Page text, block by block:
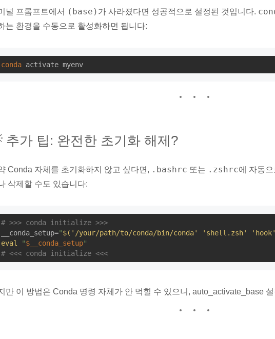
널 프롬프트에서 (base) 가 사라졌다면 성공적으로 설정된 것입니다.
는 환경을 수동으로 활성화하면 됩니다:
conda activate myenv
추가 팁: 완전한 초기화 해제?
Conda 자체를 초기화하지 않고 싶다면, .bashrc 또는 .zshrc에 자동
삭제할 수도 있습니다:
# >>> conda initialize >>>
__conda_setup="$('/your/path/to/conda/bin/conda' 'shell.zsh'
eval
"$__conda_setup"
# <<< conda initialize <<<
만 이 방법은 Conda 명령 자체가 안 먹힐 수 있으니, auto_activate_base